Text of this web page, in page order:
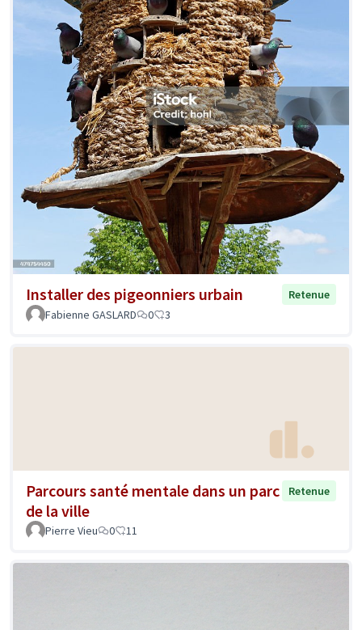
Installer des pigeonniers urbain
Retenue
Fabienne GASLARD
0 3
Parcours santé mentale dans un parc
de la ville
Retenue
Pierre Vieu 0 11